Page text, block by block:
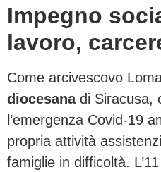
Impegno
lavoro,
Come arcivescovo
diocesanadi Siracusa,
l’emergenza Covid-19
propria attività
famiglie in difficoltà.